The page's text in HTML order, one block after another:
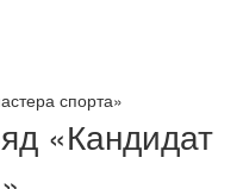
спорта»
«Кандидат